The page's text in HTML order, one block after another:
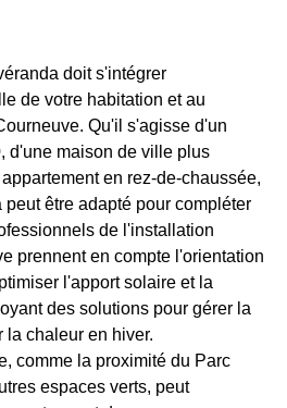
doit s'intégrer
de votre habitation et au
Qu'il s'agisse d'un
d'une maison de ville plus
en rez-de-chaussée,
peut être adapté pour compléter
de l'installation
prennent en compte l'orientation
l'apport solaire et la
des solutions pour gérer la
la chaleur en hiver.
comme la proximité du Parc
espaces verts, peut